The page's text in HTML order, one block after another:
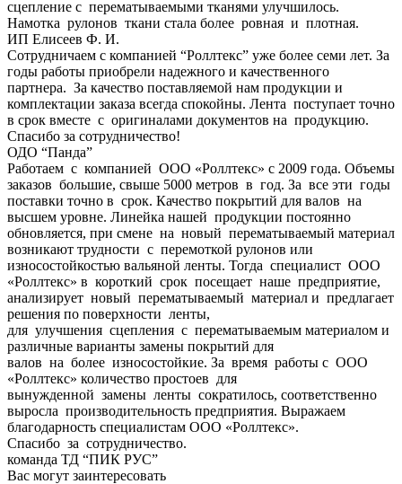
сцепление с перематываемыми тканями улучшилось.
Намотка рулонов ткани стала более ровная и плотная.
ИП Елисеев Ф. И.
Сотрудничаем с компанией “Роллтекс” уже более семи лет. За
годы работы приобрели надежного и качественного
партнера. За качество поставляемой нам продукции и
комплектации заказа всегда спокойны. Лента поступает точно
в срок вместе с оригиналами документов на продукцию.
Спасибо за сотрудничество!
ОДО “Панда”
Работаем с компанией ООО «Роллтекс» с 2009 года. Объемы
заказов большие, свыше 5000 метров в год. За все эти годы
поставки точно в срок. Качество покрытий для валов на
высшем уровне. Линейка нашей продукции постоянно
обновляется, при смене на новый перематываемый материал
возникают трудности с перемоткой рулонов или
износостойкостью вальяной ленты. Тогда специалист ООО
«Роллтекс» в короткий срок посещает наше предприятие,
анализирует новый перематываемый материал и предлагает
решения по поверхности ленты,
для улучшения сцепления с перематываемым материалом и
различные варианты замены покрытий для
валов на более износостойкие. За время работы с ООО
«Роллтекс» количество простоев для
вынужденной замены ленты сократилось, соответственно
выросла производительность предприятия. Выражаем
благодарность специалистам ООО «Роллтекс».
Спасибо за сотрудничество.
команда ТД “ПИК РУС”
Вас могут заинтересовать